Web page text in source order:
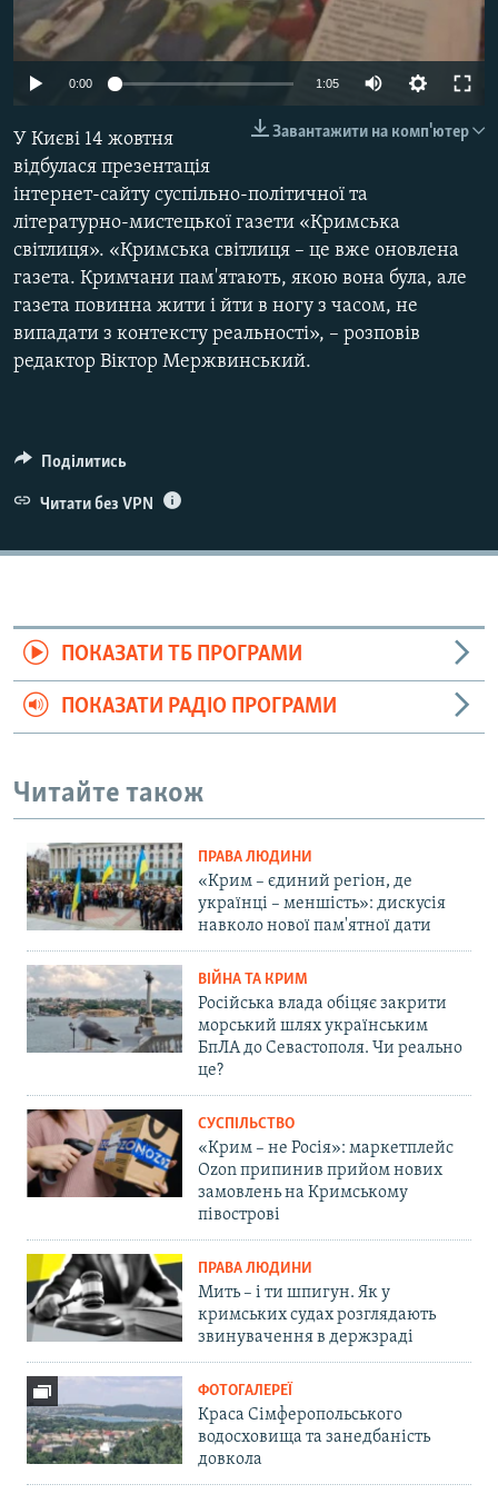
ВІДЕОУРОКИ «ELIFBE»
СВІДЧЕННЯ ОКУПАЦІЇ
ІНФОГРАФІКА
Русский
Qırımtatar
ДОЛУЧАЙСЯ!
Усі сайти RFE/RL
0:00 1:05
Завантажити на комп'ютер
У Києві 14 жовтня
відбулася презентація
інтернет-сайту суспільно-політичної та
літературно-мистецької газети «Кримська
світлиця». «Кримська світлиця – це вже оновлена
газета. Кримчани пам'ятають, якою вона була, але
газета повинна жити і йти в ногу з часом, не
випадати з контексту реальності», – розповів
редактор Віктор Мержвинський.
Поділитись
Читати без VPN
ПОКАЗАТИ ТБ ПРОГРАМИ
ПОКАЗАТИ РАДІО ПРОГРАМИ
Читайте також
ПРАВА ЛЮДИНИ
«Крим – єдиний регіон, де
українці – меншість»: дискусія
навколо нової пам'ятної дати
ВІЙНА ТА КРИМ
Російська влада обіцяє закрити
морський шлях українським
БпЛА до Севастополя. Чи реально
це?
СУСПІЛЬСТВО
«Крим – не Росія»: маркетплейс
Ozon припинив прийом нових
замовлень на Кримському
півострові
ПРАВА ЛЮДИНИ
Мить – і ти шпигун. Як у
кримських судах розглядають
звинувачення в держзраді
ФОТОГАЛЕРЕЇ
Краса Сімферопольського
водосховища та занедбаність
довкола